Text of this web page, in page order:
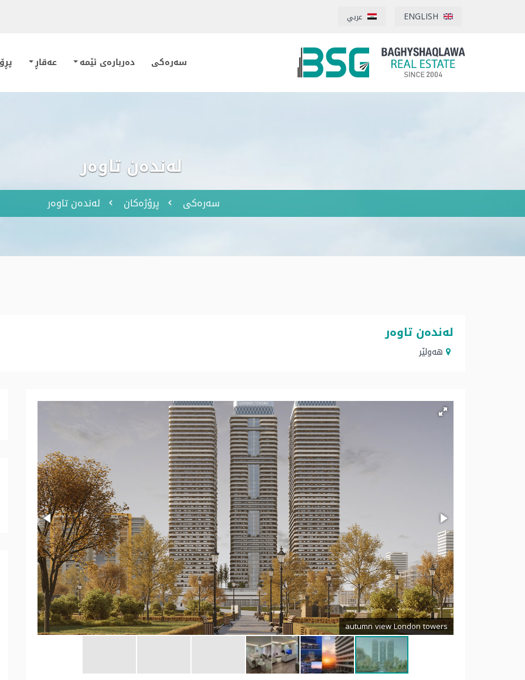
ENGLISH عربي
سه‌ره‌کی ده‌رباره‌ی ئێمه عه‌قاڕ
لەندەن تاوەر
سه‌ره‌کی پرۆژەکان لەندەن تاوەر
لەندەن تاوەر
هه‌ولێر
autumn view London towers